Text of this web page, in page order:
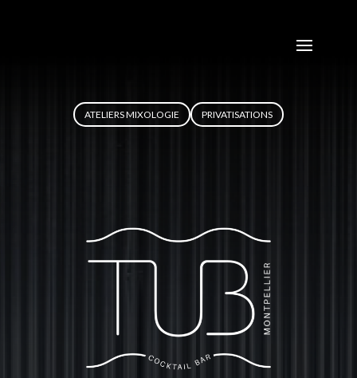
ATELIERS MIXOLOGIE PRIVATISATIONS